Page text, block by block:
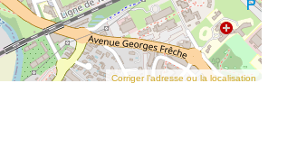
Corriger l’adresse ou la localisation